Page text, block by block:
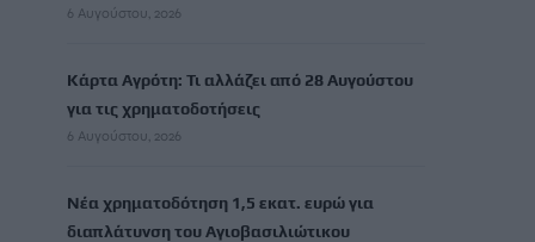
6 Αυγούστου, 2026
Κάρτα Αγρότη: Τι αλλάζει από 28 Αυγούστου
για τις χρηματοδοτήσεις
6 Αυγούστου, 2026
Νέα χρηματοδότηση 1,5 εκατ. ευρώ για
διαπλάτυνση του Αγιοβασιλιώτικου